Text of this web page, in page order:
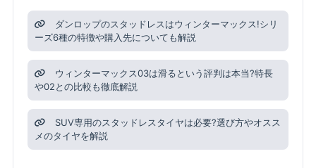
ダンロップのスタッドレスはウィンターマックス!シリ
ーズ6種の特徴や購入先についても解説
ウィンターマックス03は滑るという評判は本当?特長
や02との比較も徹底解説
SUV専用のスタッドレスタイヤは必要?選び方やオスス
メのタイヤを解説